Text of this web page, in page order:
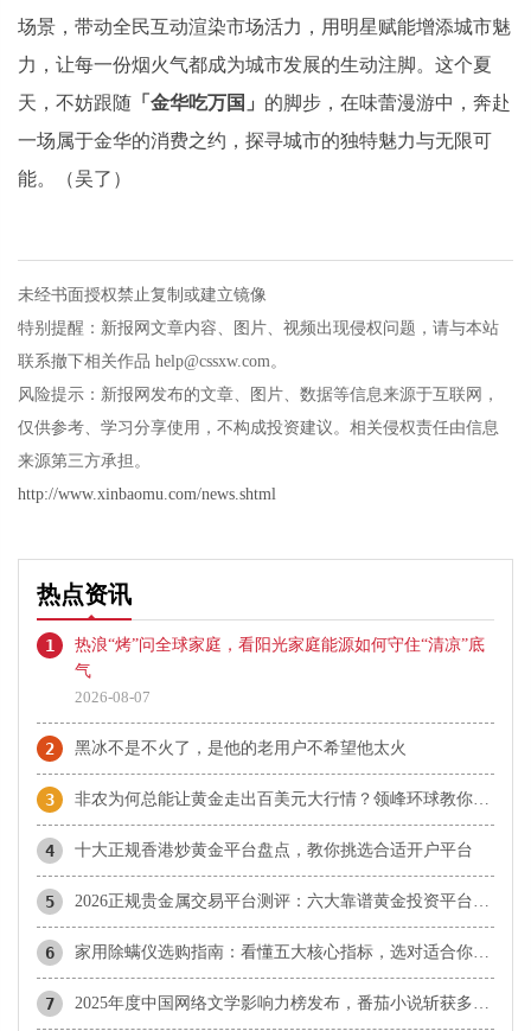
场景，带动全民互动渲染市场活力，用明星赋能增添城市魅
力，让每一份烟火气都成为城市发展的生动注脚。这个夏
天，不妨跟随 「金华吃万国」 的脚步，在味蕾漫游中，奔赴
一场属于金华的消费之约，探寻城市的独特魅力与无限可
能。（吴了）
未经书面授权禁止复制或建立镜像
特别提醒：新报网文章内容、图片、视频出现侵权问题，请与本站
联系撤下相关作品 help@cssxw.com。
风险提示：新报网发布的文章、图片、数据等信息来源于互联网，
仅供参考、学习分享使用，不构成投资建议。相关侵权责任由信息
来源第三方承担。
http://www.xinbaomu.com/news.shtml
热点资讯
1
热浪“烤”问全球家庭，看阳光家庭能源如何守住“清凉”底
气
2026-08-07
2 黑冰不是不火了，是他的老用户不希望他太火
3 非农为何总能让黄金走出百美元大行情？领峰环球教你正确参与
4 十大正规香港炒黄金平台盘点，教你挑选合适开户平台
5 2026正规贵金属交易平台测评：六大靠谱黄金投资平台盘点
6 家用除螨仪选购指南：看懂五大核心指标，选对适合你的那一款
7 2025年度中国网络文学影响力榜发布，番茄小说斩获多项殊荣